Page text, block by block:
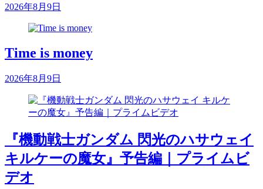
2026年8月9日
Time is money
2026年8月9日
『機動戦士ガンダム 閃光のハサウェイ
キルケーの魔女』予告編｜プライムビ
デオ